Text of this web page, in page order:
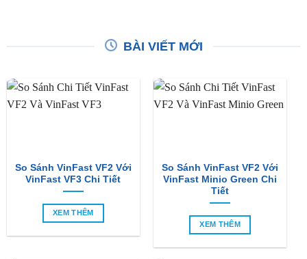
BÀI VIẾT MỚI
So Sánh VinFast VF2 Với
VinFast VF3 Chi Tiết
XEM THÊM
So Sánh VinFast VF2 Với
VinFast Minio Green Chi
Tiết
XEM THÊM